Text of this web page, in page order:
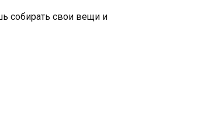
собирать свои вещи и